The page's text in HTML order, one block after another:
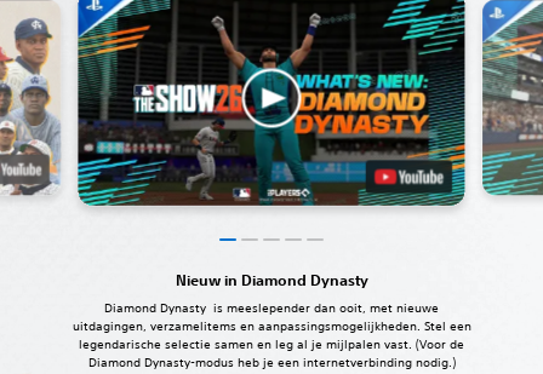
Nieuw in Diamond Dynasty
Diamond Dynasty is meeslepender dan ooit, met nieuwe
uitdagingen, verzamelitems en aanpassingsmogelijkheden. Stel een
legendarische selectie samen en leg al je mijlpalen vast. ‎(Voor de
Diamond Dynasty-modus heb je een internetverbinding nodig.)